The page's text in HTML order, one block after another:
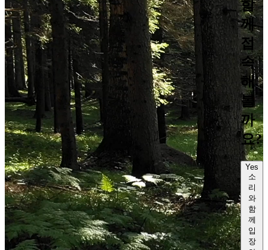
함
께
접
속
해
볼
까
요?
Yes
소
리
와
함
께
입
장